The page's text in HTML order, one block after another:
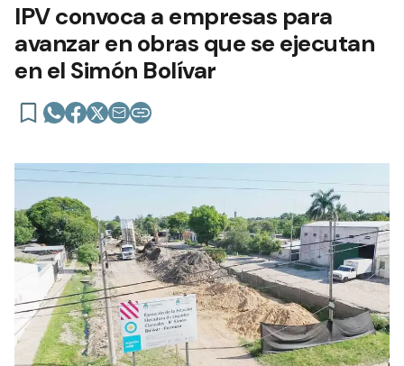
IPV convoca a empresas para
avanzar en obras que se ejecutan
en el Simón Bolívar